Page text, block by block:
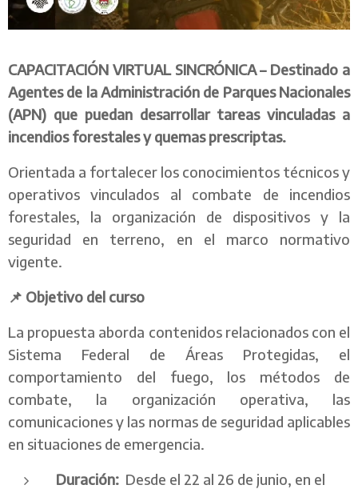
CAPACITACIÓN VIRTUAL SINCRÓNICA – Destinado a
Agentes de la Administración de Parques Nacionales
(APN) que puedan desarrollar tareas vinculadas a
incendios forestales y quemas prescriptas.
Orientada a fortalecer los conocimientos técnicos y
operativos vinculados al combate de incendios
forestales, la organización de dispositivos y la
seguridad en terreno, en el marco normativo
vigente.
📌 Objetivo del curso
La propuesta aborda contenidos relacionados con el
Sistema Federal de Áreas Protegidas, el
comportamiento del fuego, los métodos de
combate, la organización operativa, las
comunicaciones y las normas de seguridad aplicables
en situaciones de emergencia.
Duración: Desde el 22 al 26 de junio, en el